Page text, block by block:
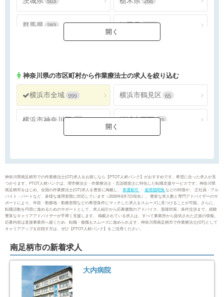
群馬県 283 埼玉県
神奈川県 2242
神奈川県の市区町村から作業療法士の求人を絞り込む
横浜市全域 999 横浜市鶴見区 65
横浜市神奈川区 横浜市西区 23
横浜市金沢区 40 横浜市港北区 112
横浜市戸塚区 81 横浜市港南区 65
横浜市旭区 96
横浜市瀬谷区 36
横浜市泉区 42
神奈川県南足柄市での作業療法士(OT)求人をお探しなら【PTOT人材バンク】がおすすめです。希望に合った求人が見
つかります。PTOT人材バンクは、理学療法士・作業療法士・言語聴覚士に特化した転職支援サービスです。神奈川県
南足柄市をはじめ、全国の作業療法士(OT)求人を豊富に掲載し、 車通勤可 ・ 雇用期間無 などの特徴や、 正社員・アル
バイト・パートなど、多様な雇用形態に対応しています（2026年8月7日現在）。 豊富な求人数と専門アドバイザーのサ
ポートにより、年収・勤務地・勤務形態などの希望条件にマッチした求人をスムーズに見つけることが可能。さらに、
転職活動を円滑に進めるためのサポートとして、求人紹介から応募書類のアドバイス、面接対策、条件交渉まで、経験
豊富なキャリアアドバイザーが手厚く支援します。 掲載されている求人は、すべて事業所から提供された正規の情報。
応募内容は直接事業所へ届くため、転職・復職もスムーズに進められます。神奈川県南足柄市で作業療法士(OT)として
キャリアアップを目指す方は、ぜひ【PTOT人材バンク】をご活用ください。
南足柄市の新着求人
大内病院